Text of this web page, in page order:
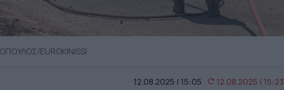
EUROKINISSI
12.08.2025 | 15:05 12.08.2025 | 15:23